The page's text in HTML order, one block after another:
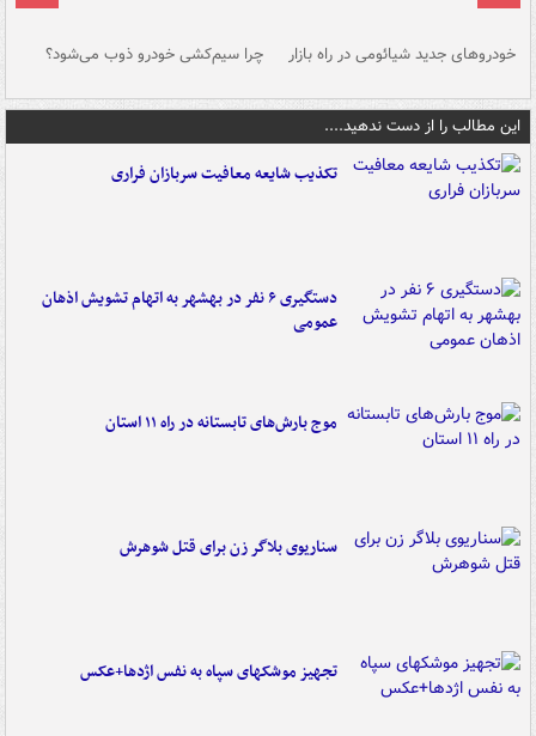
خودروهای جدید شیائومی در راه بازار چرا سیم‌کشی خودرو ذوب می‌شود؟
این مطالب را از دست ندهید....
تکذیب شایعه معافیت سربازان فراری
دستگیری ۶ نفر در بهشهر به اتهام تشویش اذهان
عمومی
موج بارش‌های تابستانه در راه ۱۱ استان
سناریوی بلاگر زن برای قتل شوهرش
تجهیز موشکهای سپاه به نفس اژدها+عکس